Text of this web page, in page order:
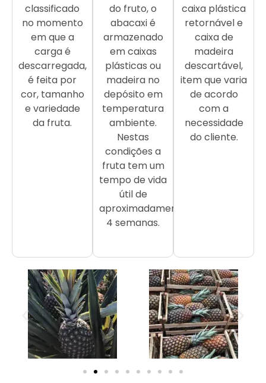
classificado
no momento
em que a
carga é
descarregada,
é feita por
cor, tamanho
e variedade
da fruta.
do fruto, o
abacaxi é
armazenado
em caixas
plásticas ou
madeira no
depósito em
temperatura
ambiente.
Nestas
condições a
fruta tem um
tempo de vida
útil de
aproximadamente
4 semanas.
caixa plástica
retornável e
caixa de
madeira
descartável,
item que varia
de acordo
com a
necessidade
do cliente.